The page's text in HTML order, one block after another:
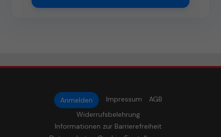
Anmelden Impressum
AGB
Widerrufsbelehrung
Informationen zur Barrierefreiheit